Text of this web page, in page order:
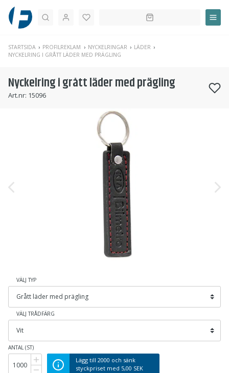
Sök
STARTSIDA PROFILREKLAM NYCKELRINGAR
LÄDER
NYCKELRING I GRÅTT LÄDER MED PRÄGLING
Nyckelring i grått läder med prägling
Art.nr: 15096
VÄLJ TYP
VÄLJ TRÅDFÄRG
ANTAL (ST)
Lägg till 2000 och sänk
styckpriset med 5,00 SEK